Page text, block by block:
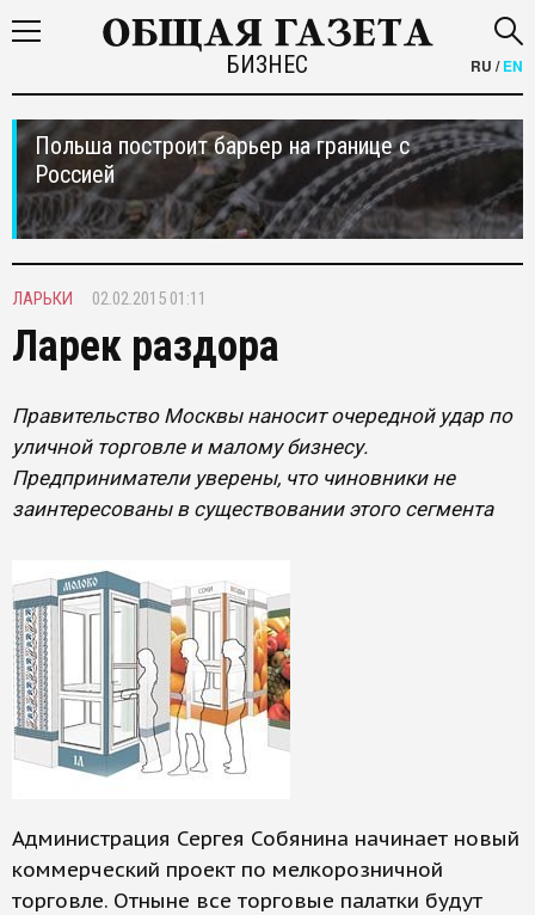
БИЗНЕС RU /EN
Польша построит барьер на границе с
Россией
ЛАРЬКИ 02.02.2015 01:11
Ларек раздора
Правительство Москвы наносит очередной удар по
уличной торговле и малому бизнесу.
Предприниматели уверены, что чиновники не
заинтересованы в существовании этого сегмента
Администрация Сергея Собянина начинает новый
коммерческий проект по мелкорозничной
торговле. Отныне все торговые палатки будут